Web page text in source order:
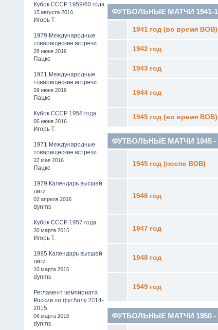
Кубок СССР 1959/60 года.
15 августа 2016
Игорь Т.
1979 Международные
товарищеские встречи.
28 июня 2016
Пацко
1971 Международные
товарищеские встречи.
09 июня 2016
Пацко
Кубок СССР 1958 года.
06 июня 2016
Игорь Т.
1971 Международные
товарищеские встречи.
22 мая 2016
Пацко
1979 Календарь высшей
лиги
02 апреля 2016
dynms
Кубок СССР 1957 года.
30 марта 2016
Игорь Т.
1985 Календарь высшей
лиги
10 марта 2016
dynms
Регламент чемпионата
России по футболу 2014-
2015
06 марта 2016
dynms
ФУТБОЛЬНЫЕ МАТЧИ 1941-
1941 год (во время ВОВ)
1942 год
1943 год
1944 год
1945 год (во время ВОВ)
ФУТБОЛЬНЫЕ МАТЧИ 1945 -
1945 год (после ВОВ)
1946 год
1947 год
1948 год
1949 год
ФУТБОЛЬНЫЕ МАТЧИ 1950 -